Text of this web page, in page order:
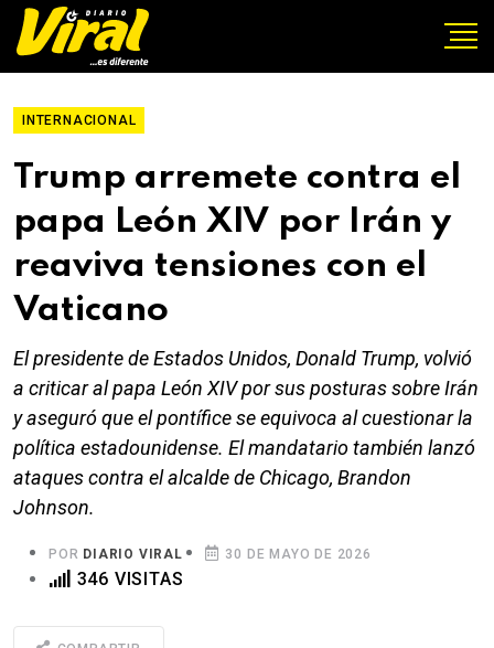
INTERNACIONAL
Trump arremete contra el
papa León XIV por Irán y
reaviva tensiones con el
Vaticano
El presidente de Estados Unidos, Donald Trump, volvió
a criticar al papa León XIV por sus posturas sobre Irán
y aseguró que el pontífice se equivoca al cuestionar la
política estadounidense. El mandatario también lanzó
ataques contra el alcalde de Chicago, Brandon
Johnson.
POR DIARIO VIRAL 30 DE MAYO DE 2026
346 VISITAS